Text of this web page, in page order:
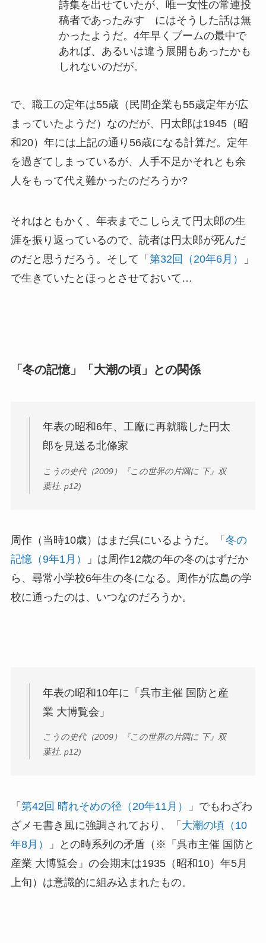
詩集を出せていたが、唯一女性の常連投
稿者であったみすゞにはそうした話は無
かったようだ。4年早くブームの最中で
あれば、あるいは違う展開もあったかも
しれないのだが。
で、職工の定年は55歳（民間企業も55歳定年が広
まっていたようだ）なのだが、円太郎は1945（昭
和20）年には上記の通り56歳になる計算だ。定年
を過ぎてしまっているが、人手不足かそれとも余
人をもって代え難かったのだろうか?
それはともかく、年表までこしらえて円太郎の生
涯を振り返っているので、読者は円太郎が死んだ
のだと思うだろう。そして「 第32回（20年6月）
」
で生きていたとほっとさせておいて…
「冬の記憶」「大潮の頃」との関係
年表の昭和6年、工廠に再就職した円太
郎を見送る北條家
こうの史代（2009）『この世界の片隅に 下』双
葉社. p12)
周作（当時10歳）はまだ呉にいるようだ。「 冬の
記憶（9年1月）
」は周作12歳の年の冬のはずだか
ら、尋常小学校6年生の冬になる。周作が広島の学
校に通ったのは、いつなのだろうか。
年表の昭和10年に「呉市主催 国防と産
業 大博覧会」
こうの史代（2009）『この世界の片隅に 下』双
葉社. p12)
「 第42回 晴れそめの径（20年11月）
」でもわざわ
ざメモ書き風に強調されており、「 大潮の頃（10
年8月）
」との時系列の矛盾（※「呉市主催 国防と
産業 大博覧会」の会期末は1935（昭和10）年5月
上旬）は意識的に組み込まれたもの。